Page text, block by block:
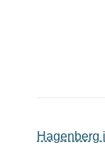
Hagenberg